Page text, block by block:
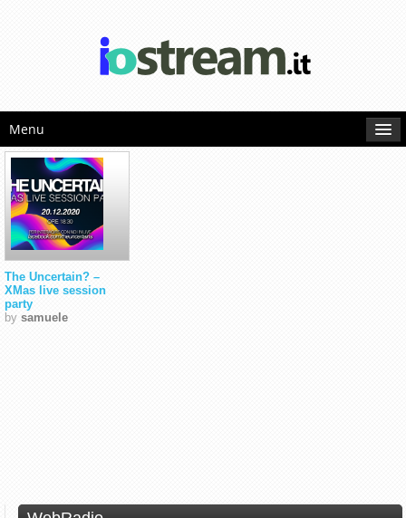
Menu
The Uncertain? –
XMas live session
party
by samuele